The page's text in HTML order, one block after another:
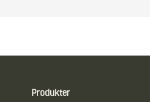
Produkter